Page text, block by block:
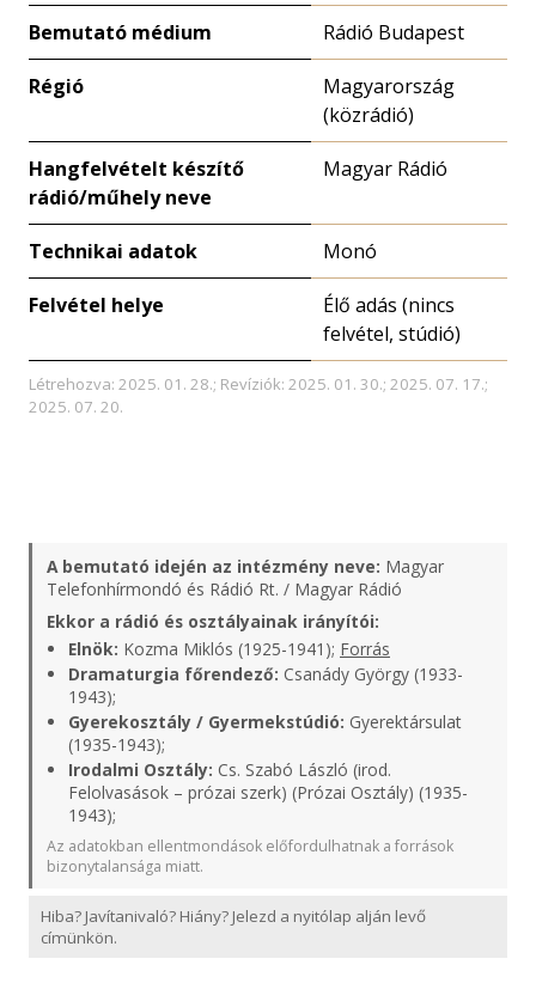
Bemutató médium Rádió Budapest
Régió
Magyarország
(közrádió)
Hangfelvételt készítő
rádió/műhely neve
Magyar Rádió
Technikai adatok Monó
Felvétel helye
Élő adás (nincs
felvétel, stúdió)
Létrehozva: 2025. 01. 28.; Revíziók: 2025. 01. 30.; 2025. 07. 17.;
2025. 07. 20.
A bemutató idején az intézmény neve: Magyar
Telefonhírmondó és Rádió Rt. / Magyar Rádió
Ekkor a rádió és osztályainak irányítói:
Elnök: Kozma Miklós (1925-1941); Forrás
Dramaturgia főrendező: Csanády György (1933-
1943);
Gyerekosztály / Gyermekstúdió: Gyerektársulat
(1935-1943);
Irodalmi Osztály: Cs. Szabó László (irod.
Felolvasások – prózai szerk) (Prózai Osztály) (1935-
1943);
Az adatokban ellentmondások előfordulhatnak a források
bizonytalansága miatt.
Hiba? Javítanivaló? Hiány? Jelezd a nyitólap alján levő
címünkön.